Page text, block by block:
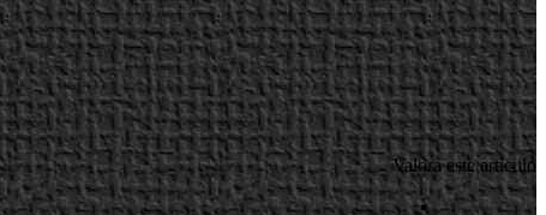
Valora este artículo